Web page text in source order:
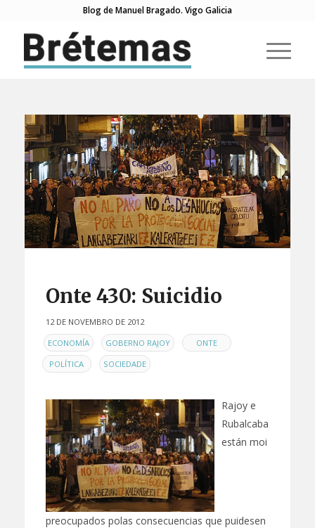
Blog de Manuel Bragado. Vigo Galicia
Onte 430: Suicidio
12 DE NOVEMBRO DE 2012
ENECONOMÍA , GOBERNO RAJOY , ONTE ,
POLÍTICA , SOCIEDADE
Rajoy e
Rubalcaba
están moi
preocupados polas consecuencias que puidesen